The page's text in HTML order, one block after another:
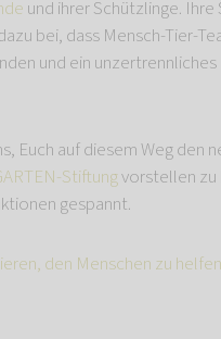
und ihrer Schützlinge.
bei, dass Mensch-Tier-
und ein
Euch auf diesem Weg den
Stiftungvorstellen zu
gespannt.
den Menschen zu helfen